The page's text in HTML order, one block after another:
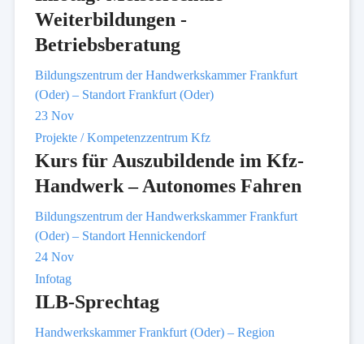
Weiterbildungen -
Betriebsberatung
Bildungszentrum der Handwerkskammer Frankfurt
(Oder) – Standort Frankfurt (Oder)
23 Nov
Projekte / Kompetenzzentrum Kfz
Kurs für Auszubildende im Kfz-
Handwerk – Autonomes Fahren
Bildungszentrum der Handwerkskammer Frankfurt
(Oder) – Standort Hennickendorf
24 Nov
Infotag
ILB-Sprechtag
Handwerkskammer Frankfurt (Oder) – Region